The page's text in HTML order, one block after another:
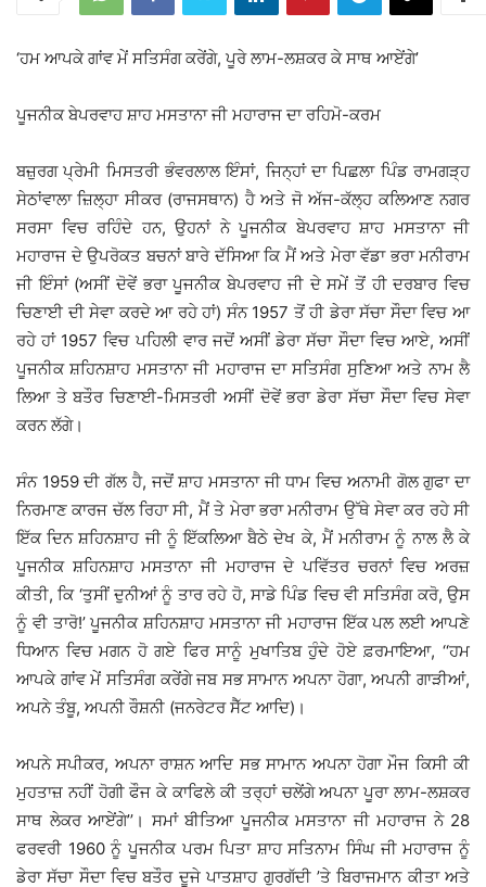
‘ਹਮ ਆਪਕੇ ਗਾਂਵ ਮੇਂ ਸਤਿਸੰਗ ਕਰੇਂਗੇ, ਪੂਰੇ ਲਾਮ-ਲਸ਼ਕਰ ਕੇ ਸਾਥ ਆਏਂਗੇ’
ਪੂਜਨੀਕ ਬੇਪਰਵਾਹ ਸ਼ਾਹ ਮਸਤਾਨਾ ਜੀ ਮਹਾਰਾਜ ਦਾ ਰਹਿਮੋ-ਕਰਮ
ਬਜ਼ੁਰਗ ਪ੍ਰੇਮੀ ਮਿਸਤਰੀ ਭੰਵਰਲਾਲ ਇੰਸਾਂ, ਜਿਨ੍ਹਾਂ ਦਾ ਪਿਛਲਾ ਪਿੰਡ ਰਾਮਗੜ੍ਹ
ਸੇਠਾਂਵਾਲਾ ਜ਼ਿਲ੍ਹਾ ਸੀਕਰ (ਰਾਜਸਥਾਨ) ਹੈ ਅਤੇ ਜੋ ਅੱਜ-ਕੱਲ੍ਹ ਕਲਿਆਣ ਨਗਰ
ਸਰਸਾ ਵਿਚ ਰਹਿੰਦੇ ਹਨ, ਉਹਨਾਂ ਨੇ ਪੂਜਨੀਕ ਬੇਪਰਵਾਹ ਸ਼ਾਹ ਮਸਤਾਨਾ ਜੀ
ਮਹਾਰਾਜ ਦੇ ਉਪਰੋਕਤ ਬਚਨਾਂ ਬਾਰੇ ਦੱਸਿਆ ਕਿ ਮੈਂ ਅਤੇ ਮੇਰਾ ਵੱਡਾ ਭਰਾ ਮਨੀਰਾਮ
ਜੀ ਇੰਸਾਂ (ਅਸੀਂ ਦੋਵੇਂ ਭਰਾ ਪੂਜਨੀਕ ਬੇਪਰਵਾਹ ਜੀ ਦੇ ਸਮੇਂ ਤੋਂ ਹੀ ਦਰਬਾਰ ਵਿਚ
ਚਿਣਾਈ ਦੀ ਸੇਵਾ ਕਰਦੇ ਆ ਰਹੇ ਹਾਂ) ਸੰਨ 1957 ਤੋਂ ਹੀ ਡੇਰਾ ਸੱਚਾ ਸੌਦਾ ਵਿਚ ਆ
ਰਹੇ ਹਾਂ 1957 ਵਿਚ ਪਹਿਲੀ ਵਾਰ ਜਦੋਂ ਅਸੀਂ ਡੇਰਾ ਸੱਚਾ ਸੌਦਾ ਵਿਚ ਆਏ, ਅਸੀਂ
ਪੂਜਨੀਕ ਸ਼ਹਿਨਸ਼ਾਹ ਮਸਤਾਨਾ ਜੀ ਮਹਾਰਾਜ ਦਾ ਸਤਿਸੰਗ ਸੁਣਿਆ ਅਤੇ ਨਾਮ ਲੈ
ਲਿਆ ਤੇ ਬਤੌਰ ਚਿਣਾਈ-ਮਿਸਤਰੀ ਅਸੀਂ ਦੋਵੇਂ ਭਰਾ ਡੇਰਾ ਸੱਚਾ ਸੌਦਾ ਵਿਚ ਸੇਵਾ
ਕਰਨ ਲੱਗੇ।
ਸੰਨ 1959 ਦੀ ਗੱਲ ਹੈ, ਜਦੋਂ ਸ਼ਾਹ ਮਸਤਾਨਾ ਜੀ ਧਾਮ ਵਿਚ ਅਨਾਮੀ ਗੋਲ ਗੁਫਾ ਦਾ
ਨਿਰਮਾਣ ਕਾਰਜ ਚੱਲ ਰਿਹਾ ਸੀ, ਮੈਂ ਤੇ ਮੇਰਾ ਭਰਾ ਮਨੀਰਾਮ ਉੱਥੇ ਸੇਵਾ ਕਰ ਰਹੇ ਸੀ
ਇੱਕ ਦਿਨ ਸ਼ਹਿਨਸ਼ਾਹ ਜੀ ਨੂੰ ਇੱਕਲਿਆ ਬੈਠੇ ਦੇਖ ਕੇ, ਮੈਂ ਮਨੀਰਾਮ ਨੂੰ ਨਾਲ ਲੈ ਕੇ
ਪੂਜਨੀਕ ਸ਼ਹਿਨਸ਼ਾਹ ਮਸਤਾਨਾ ਜੀ ਮਹਾਰਾਜ ਦੇ ਪਵਿੱਤਰ ਚਰਨਾਂ ਵਿਚ ਅਰਜ਼
ਕੀਤੀ, ਕਿ ‘ਤੁਸੀਂ ਦੁਨੀਆਂ ਨੂੰ ਤਾਰ ਰਹੇ ਹੋ, ਸਾਡੇ ਪਿੰਡ ਵਿਚ ਵੀ ਸਤਿਸੰਗ ਕਰੋ, ਉਸ
ਨੂੰ ਵੀ ਤਾਰੋ!’ ਪੂਜਨੀਕ ਸ਼ਹਿਨਸ਼ਾਹ ਮਸਤਾਨਾ ਜੀ ਮਹਾਰਾਜ ਇੱਕ ਪਲ ਲਈ ਆਪਣੇ
ਧਿਆਨ ਵਿਚ ਮਗਨ ਹੋ ਗਏ ਫਿਰ ਸਾਨੂੰ ਮੁਖਾਤਿਬ ਹੁੰਦੇ ਹੋਏ ਫ਼ਰਮਾਇਆ, ‘‘ਹਮ
ਆਪਕੇ ਗਾਂਵ ਮੇਂ ਸਤਿਸੰਗ ਕਰੇਂਗੇ ਜਬ ਸਭ ਸਾਮਾਨ ਅਪਨਾ ਹੋਗਾ, ਅਪਨੀ ਗਾੜੀਆਂ,
ਅਪਨੇ ਤੰਬੂ, ਅਪਨੀ ਰੌਸ਼ਨੀ (ਜਨਰੇਟਰ ਸੈੱਟ ਆਦਿ)।
ਅਪਨੇ ਸਪੀਕਰ, ਅਪਨਾ ਰਾਸ਼ਨ ਆਦਿ ਸਭ ਸਾਮਾਨ ਅਪਨਾ ਹੋਗਾ ਮੌਜ ਕਿਸੀ ਕੀ
ਮੁਹਤਾਜ਼ ਨਹੀਂ ਹੋਗੀ ਫੌਜ ਕੇ ਕਾਫਿਲੇ ਕੀ ਤਰ੍ਹਾਂ ਚਲੇਂਗੇ ਅਪਨਾ ਪੂਰਾ ਲਾਮ-ਲਸ਼ਕਰ
ਸਾਥ ਲੇਕਰ ਆਏਂਗੇ’’। ਸਮਾਂ ਬੀਤਿਆ ਪੂਜਨੀਕ ਮਸਤਾਨਾ ਜੀ ਮਹਾਰਾਜ ਨੇ 28
ਫਰਵਰੀ 1960 ਨੂੰ ਪੂਜਨੀਕ ਪਰਮ ਪਿਤਾ ਸ਼ਾਹ ਸਤਿਨਾਮ ਸਿੰਘ ਜੀ ਮਹਾਰਾਜ ਨੂੰ
ਡੇਰਾ ਸੱਚਾ ਸੌਦਾ ਵਿਚ ਬਤੌਰ ਦੂਜੇ ਪਾਤਸ਼ਾਹ ਗੁਰਗੱਦੀ ’ਤੇ ਬਿਰਾਜਮਾਨ ਕੀਤਾ ਅਤੇ